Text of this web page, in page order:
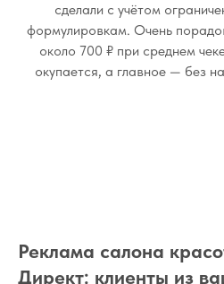
сделали с учётом
формулировкам. Очень
около 700 ₽ при среднем
окупается, а главное — без
Реклама салона
Директ: клиенты из